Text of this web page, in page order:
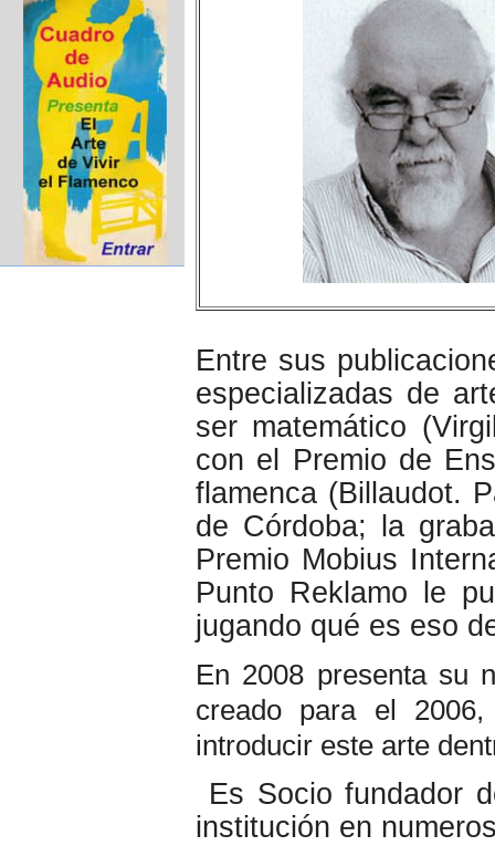
Entre sus
especializadas de
ser matemático
con el Premio de
flamenca (Billaudot.
de Córdoba; la
Premio Mobius
Punto Reklamo le
jugando qué es eso
En 2008 presenta su
creado para el
introducir este arte
Es Socio fundador
institución en